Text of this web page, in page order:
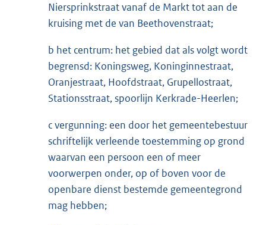
Niersprinkstraat vanaf de Markt tot aan de
kruising met de van Beethovenstraat;
b het centrum: het gebied dat als volgt wordt
begrensd: Koningsweg, Koninginnestraat,
Oranjestraat, Hoofdstraat, Grupellostraat,
Stationsstraat, spoorlijn Kerkrade-Heerlen;
c vergunning: een door het gemeentebestuur
schriftelijk verleende toestemming op grond
waarvan een persoon een of meer
voorwerpen onder, op of boven voor de
openbare dienst bestemde gemeentegrond
mag hebben;